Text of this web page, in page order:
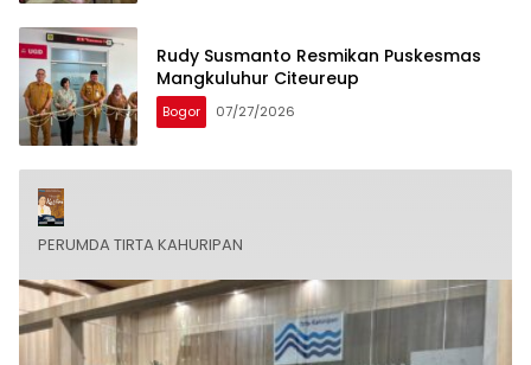
Rudy Susmanto Resmikan Puskesmas
Mangkuluhur Citeureup
Bogor 07/27/2026
PERUMDA TIRTA KAHURIPAN